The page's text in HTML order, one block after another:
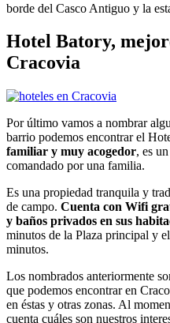
borde del Casco Antiguo y la
Hotel Batory,
Cracovia
Por último vamos a nombrar
barrio podemos encontrar el
familiar y muy acogedor, es
comandado por una familia.
Es una propiedad tranquila y
de campo. Cuenta con Wifi
y baños privados en sus
minutos de la Plaza principal y
minutos.
Los nombrados anteriormente
que podemos encontrar en
en éstas y otras zonas. Al
cuenta cuáles son nuestros